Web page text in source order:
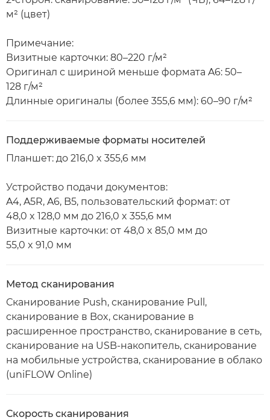
м² (цвет)
Примечание:
Визитные карточки: 80–220 г/м²
Оригинал с шириной меньше формата A6: 50–
128 г/м²
Длинные оригиналы (более 355,6 мм): 60–90 г/м²
Поддерживаемые форматы носителей
Планшет: до 216,0 x 355,6 мм
Устройство подачи документов:
A4, A5R, A6, B5, пользовательский формат: от
48,0 x 128,0 мм до 216,0 x 355,6 мм
Визитные карточки: от 48,0 x 85,0 мм до
55,0 x 91,0 мм
Метод сканирования
Сканирование Push, сканирование Pull,
сканирование в Box, сканирование в
расширенное пространство, сканирование в сеть,
сканирование на USB-накопитель, сканирование
на мобильные устройства, сканирование в облако
(uniFLOW Online)
Скорость сканирования